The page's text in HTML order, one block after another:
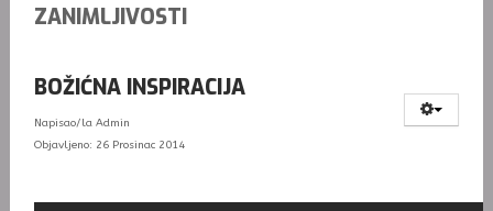
ZANIMLJIVOSTI
BOŽIĆNA INSPIRACIJA
Napisao/la Admin
Objavljeno: 26 Prosinac 2014